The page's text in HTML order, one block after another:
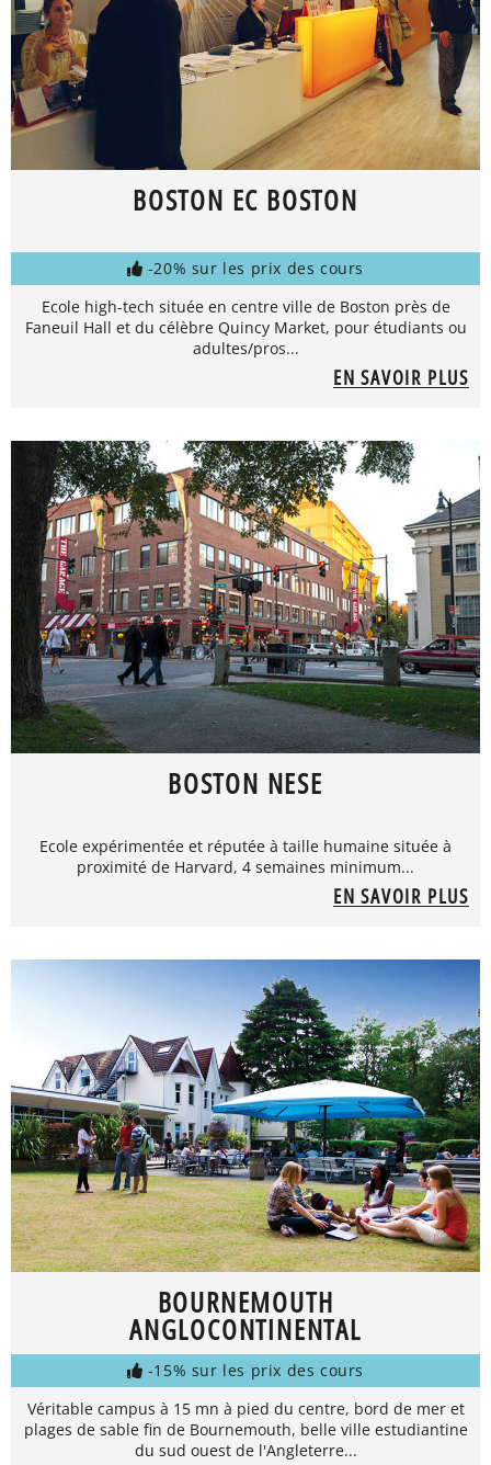
BOSTON EC BOSTON
-20% sur les prix des cours
Ecole high-tech située en centre ville de Boston près de
Faneuil Hall et du célèbre Quincy Market, pour étudiants ou
adultes/pros...
EN SAVOIR PLUS
BOSTON NESE
Ecole expérimentée et réputée à taille humaine située à
proximité de Harvard, 4 semaines minimum...
EN SAVOIR PLUS
BOURNEMOUTH
ANGLOCONTINENTAL
-15% sur les prix des cours
Véritable campus à 15 mn à pied du centre, bord de mer et
plages de sable fin de Bournemouth, belle ville estudiantine
du sud ouest de l'Angleterre...